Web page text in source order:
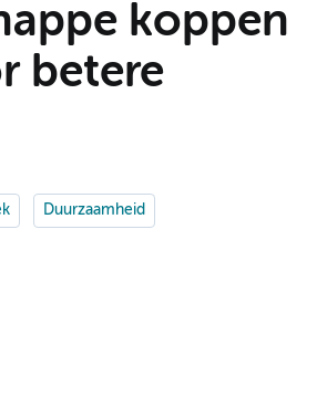
koppen
betere
Duurzaamheid